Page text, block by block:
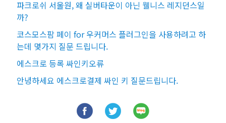
파크로쉬 서울원, 왜 실버타운이 아닌 웰니스 레지던스일
까?
코스모스팜 페이 for 우커머스 플러그인을 사용하려고 하
는데 몇가지 질문 드립니다.
에스크로 등록 싸인키오류
안녕하세요 에스크로결제 싸인 키 질문드립니다.